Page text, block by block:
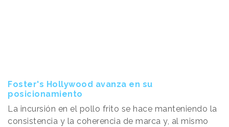
Foster's Hollywood avanza en su
posicionamiento
La incursión en el pollo frito se hace manteniendo la
consistencia y la coherencia de marca y, al mismo